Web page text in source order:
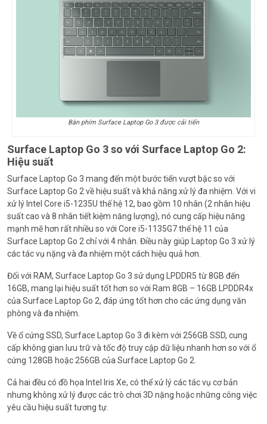
Bàn phím Surface Laptop Go 3 được cải tiến
Surface Laptop Go 3 so với Surface Laptop Go 2:
Hiệu suất
Surface Laptop Go 3 mang đến một bước tiến vượt bậc so với
Surface Laptop Go 2 về hiệu suất và khả năng xử lý đa nhiệm. Với vi
xử lý Intel Core i5-1235U thế hệ 12, bao gồm 10 nhân (2 nhân hiệu
suất cao và 8 nhân tiết kiệm năng lượng), nó cung cấp hiệu năng
mạnh mẽ hơn rất nhiều so với Core i5-1135G7 thế hệ 11 của
Surface Laptop Go 2 chỉ với 4 nhân. Điều này giúp Laptop Go 3 xử lý
các tác vụ nặng và đa nhiệm một cách hiệu quả hơn.
Đối với RAM, Surface Laptop Go 3 sử dụng LPDDR5 từ 8GB đến
16GB, mang lại hiệu suất tốt hơn so với Ram 8GB – 16GB LPDDR4x
của Surface Laptop Go 2, đáp ứng tốt hơn cho các ứng dụng văn
phòng và đa nhiệm.
Về ổ cứng SSD, Surface Laptop Go 3 đi kèm với 256GB SSD, cung
cấp không gian lưu trữ và tốc độ truy cập dữ liệu nhanh hơn so với ổ
cứng 128GB hoặc 256GB của Surface Laptop Go 2.
Cả hai đều có đồ họa Intel Iris Xe, có thể xử lý các tác vụ cơ bản
nhưng không xử lý được các trò chơi 3D nặng hoặc những công việc
yêu cầu hiệu suất tương tự.